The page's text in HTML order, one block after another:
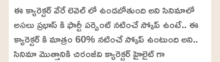
ఈ క్యారెక్టర్ వేరే లెవెల్ లో ఉండబోతుంది అని సినిమాలో
అసలు ప్రభాస్ కి ఫార్టీ పర్సెంట్ నటించే స్కోప్ ఉంటే.. ఈ
క్యారెక్టర్ కి మాత్రం 60% నటించే స్కోప్ ఉంటుంది అని..
సినిమా మొత్తానికి చిరంజీవి క్యారెక్టర్ హైలైట్ గా